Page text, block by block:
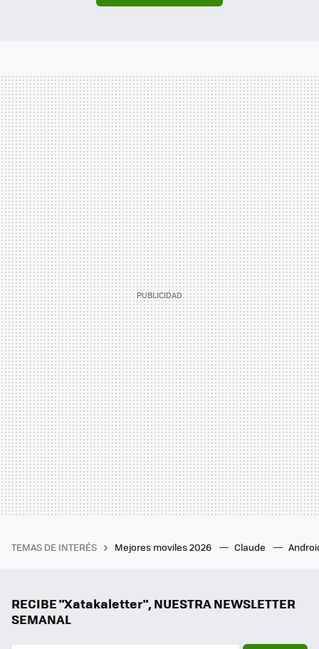
TEMAS DE INTERÉS Mejores moviles 2026 Claude
RECIBE "Xatakaletter", NUESTRA NEWSLETTER
SEMANAL